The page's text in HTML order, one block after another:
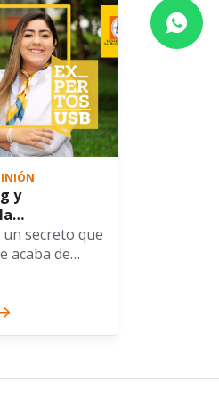
y
paralela que
2026
un secreto que
acaba de
de